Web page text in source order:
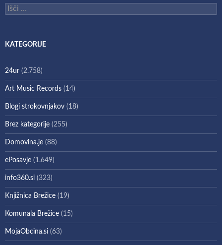
Išči:
KATEGORIJE
24ur (2.758)
Art Music Records (14)
Blogi strokovnjakov (18)
Brez kategorije (255)
Domovina.je (88)
ePosavje (1.649)
info360.si (323)
Knjižnica Brežice (19)
Komunala Brežice (15)
MojaObcina.si (63)